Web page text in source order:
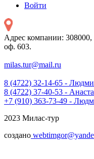
Войти
Адрес компании: 308000,
оф. 603.
milas.tur@mail.ru
8 (4722) 32-14-65 -
8 (4722) 37-40-53 -
+7 (910) 363-73-49 -
2023 Милас-тур
создано